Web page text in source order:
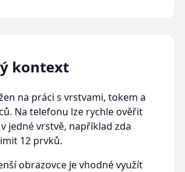
kontext
na práci s vrstvami, tokem a
Na telefonu lze rychle ověřit
jedné vrstvě, například zda
12 prvků.
obrazovce je vhodné využít